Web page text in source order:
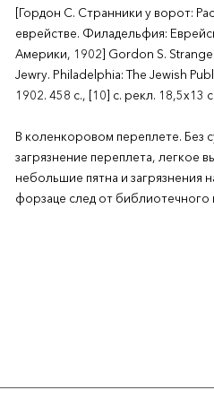
[Гордон С. Странники у ворот:
еврействе. Филадельфия:
Америки, 1902] Gordon S.
Jewry. Philadelphia: The Jewish
1902. 458 с., [10] с. рекл. 18,5х13
В коленкоровом переплете. Без
загрязнение переплета, легкое
небольшие пятна и загрязнения
форзаце след от
«Hebrew Union College School for